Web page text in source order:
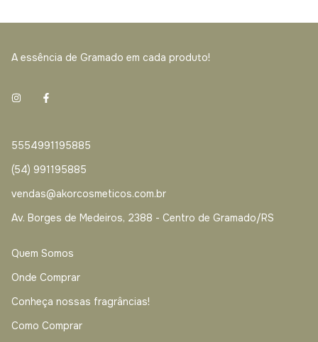
A essência de Gramado em cada produto!
5554991195885
(54) 991195885
vendas@akorcosmeticos.com.br
Av. Borges de Medeiros, 2388 - Centro de Gramado/RS
Quem Somos
Onde Comprar
Conheça nossas fragrâncias!
Como Comprar